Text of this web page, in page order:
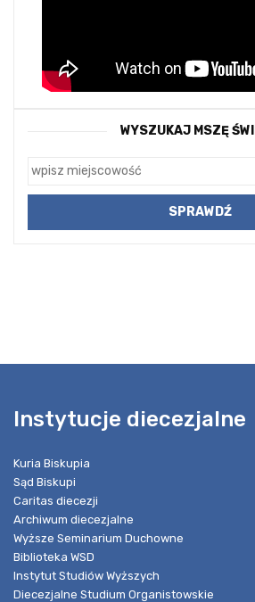
WYSZUKAJ MSZĘ
Instytucje diecezjalne
Kuria Biskupia
Sąd Biskupi
Caritas diecezji
Archiwum diecezjalne
Wyższe Seminarium Duchowne
Biblioteka WSD
Instytut Studiów Wyższych
Diecezjalne Studium Organistowskie